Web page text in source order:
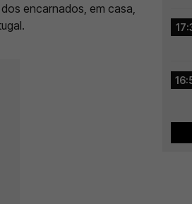
dos encarnados, em casa,